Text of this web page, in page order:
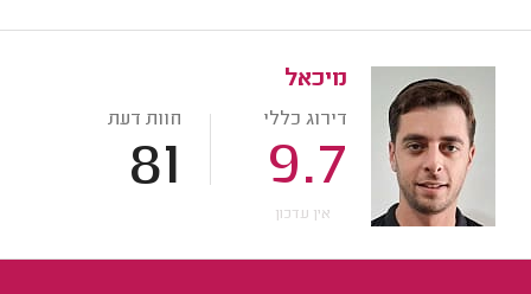
מיכאל
דירוג כללי
9.7
חוות דעת
81
אין עדכון